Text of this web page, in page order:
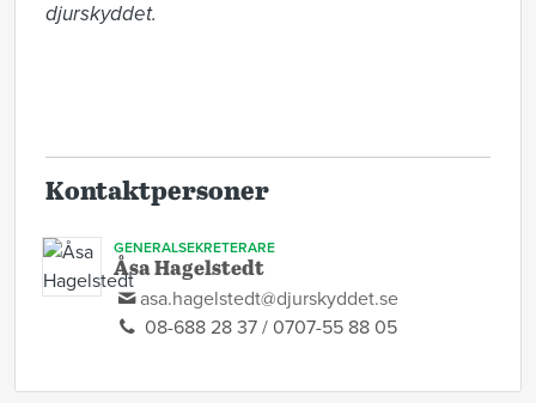
djurskyddet.
Kontaktpersoner
GENERALSEKRETERARE
Åsa Hagelstedt
asa.hagelstedt@djurskyddet.se
08-688 28 37 / 0707-55 88 05